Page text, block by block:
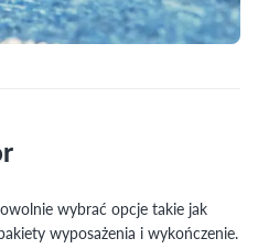
wybrać opcje takie jak
wyposażenia i wykończenie.